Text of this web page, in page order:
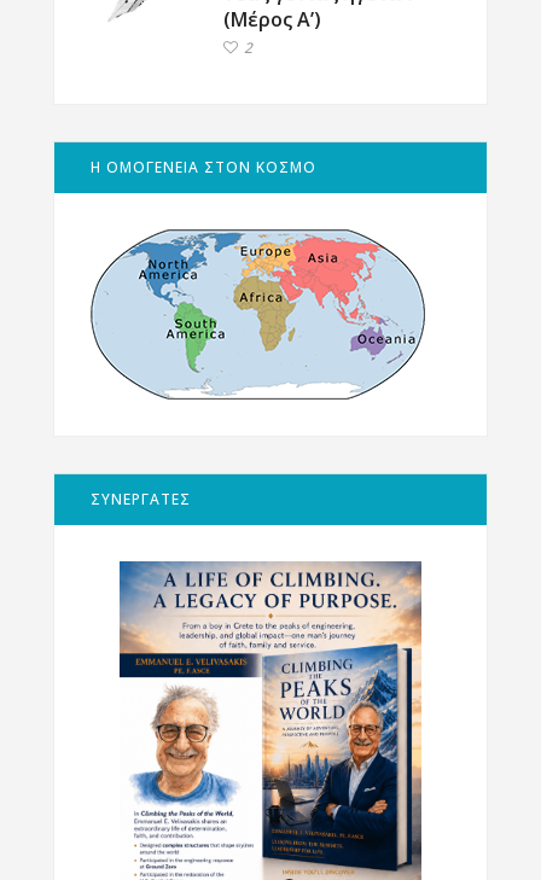
(Μέρος Α’)
2
Η ΟΜΟΓΕΝΕΙΑ ΣΤΟΝ ΚΟΣΜΟ
ΣΥΝΕΡΓΑΤΕΣ